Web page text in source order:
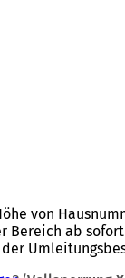
von
Bereich ab